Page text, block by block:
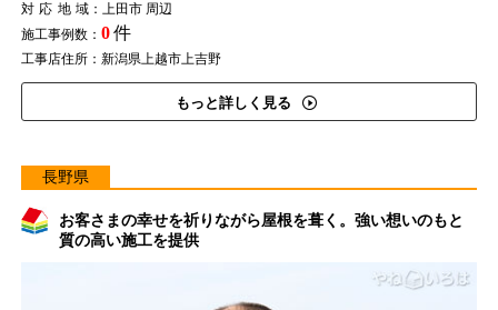
対応地域：上田市 周辺
施工事例数： 0件
工事店住所：新潟県上越市上吉野
もっと詳しく見る
長野県
お客さまの幸せを祈りながら屋根を葺く。強い想いのもと
質の高い施工を提供